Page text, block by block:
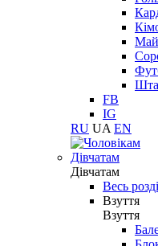
FB
IG
RU UA EN
Дівчатам
Дівчатам
Весь
Взуття
Взуття